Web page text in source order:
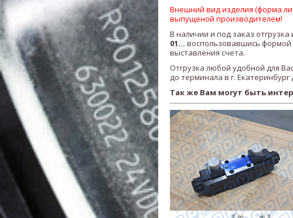
Внешний вид изделия (форма
выпущеной производителем!
В наличии и под заказ
01... воспользовавшись формой
выставления счета.
Отгрузка любой удобной для
до терминала в г. Екатеринбург
Так же Вам могут быть